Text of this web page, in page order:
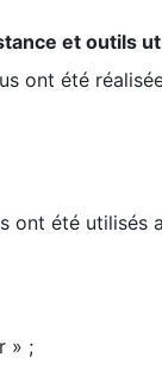
et outils
ont été
ont été utilisés
» ;